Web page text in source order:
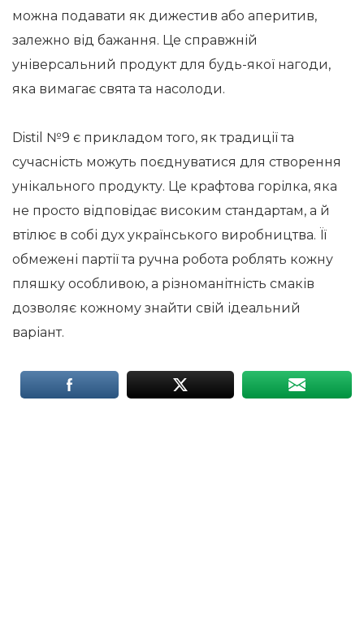
можна подавати як дижестив або аперитив,
залежно від бажання. Це справжній
універсальний продукт для будь-якої нагоди,
яка вимагає свята та насолоди.
Distil №9 є прикладом того, як традиції та
сучасність можуть поєднуватися для створення
унікального продукту. Це крафтова горілка, яка
не просто відповідає високим стандартам, а й
втілює в собі дух українського виробництва. Її
обмежені партії та ручна робота роблять кожну
пляшку особливою, а різноманітність смаків
дозволяє кожному знайти свій ідеальний
варіант.